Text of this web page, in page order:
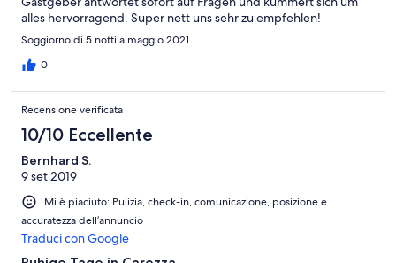
alles hervorragend. Super nett uns sehr zu empfehlen!
Soggiorno di 5 notti a maggio 2021
0
Recensione verificata
10/10 Eccellente
Bernhard S.
9 set 2019
Mi è piaciuto: Pulizia, check-in, comunicazione, posizione e
accuratezza dell’annuncio
Traduci con Google